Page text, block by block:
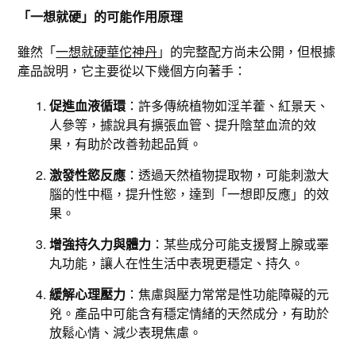
「一想就硬」的可能作用原理
雖然「一想就硬華佗神丹」的完整配方尚未公開，但根據
產品說明，它主要從以下幾個方向著手：
促進血液循環 ：許多傳統植物如淫羊藿、紅景天、
人參等，據說具有擴張血管、提升陰莖血流的效
果，有助於改善勃起品質。
激發性慾反應 ：透過天然植物提取物，可能刺激大
腦的性中樞，提升性慾，達到「一想即反應」的效
果。
增強持久力與體力 ：某些成分可能支援腎上腺或睪
丸功能，讓人在性生活中表現更穩定、持久。
緩解心理壓力 ：焦慮與壓力常常是性功能障礙的元
兇。產品中可能含有穩定情緒的天然成分，有助於
放鬆心情、減少表現焦慮。